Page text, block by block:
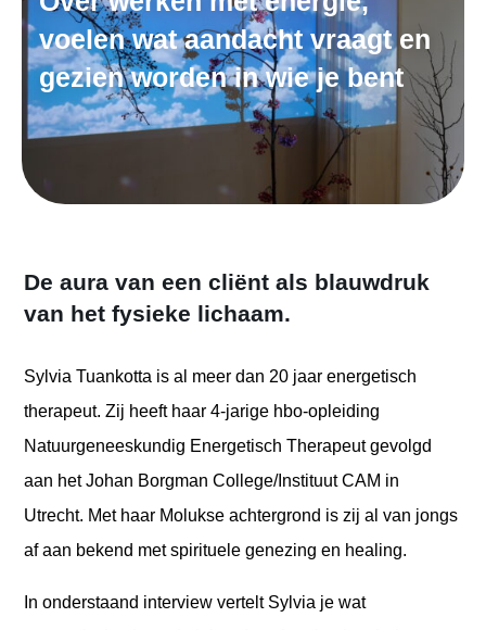
voelen wat aandacht vraagt en
gezien worden in wie je bent
De aura van een cliënt als blauwdruk
van het fysieke lichaam.
Sylvia Tuankotta is al meer dan 20 jaar energetisch
therapeut. Zij heeft haar 4-jarige hbo-opleiding
Natuurgeneeskundig Energetisch Therapeut gevolgd
aan het Johan Borgman College/Instituut CAM in
Utrecht. Met haar Molukse achtergrond is zij al van jongs
af aan bekend met spirituele genezing en healing.
In onderstaand interview vertelt Sylvia je wat